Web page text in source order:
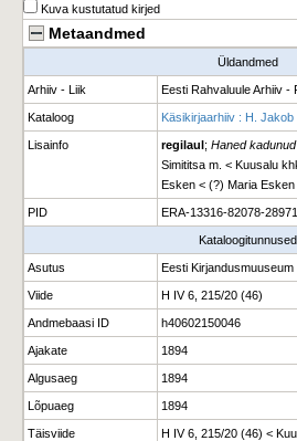
Kuva kustutatud kirjed
Metaandmed
Üldandmed
Arhiiv - Liik Eesti Rahvaluule Arhiiv -
Kataloog Käsikirjaarhiiv : H.
Lisainfo regilaul; Haned kadunud
Simititsa m. < Kuusalu
Esken < (?) Maria Esken
PID ERA-13316-82078-28971
Kataloogitunnused
Asutus Eesti Kirjandusmuuseum
Viide H IV 6, 215/20 (46)
Andmebaasi ID h40602150046
Ajakate 1894
Algusaeg 1894
Lõpuaeg 1894
Täisviide
H IV 6, 215/20 (46) <